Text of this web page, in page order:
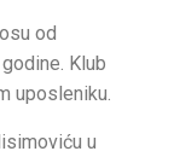
od
Klub
uposleniku.
u